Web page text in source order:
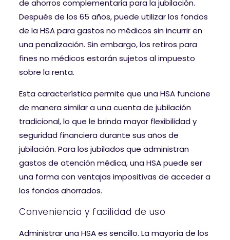
de ahorros complementaria para la jubilación.
Después de los 65 años, puede utilizar los fondos
de la HSA para gastos no médicos sin incurrir en
una penalización. Sin embargo, los retiros para
fines no médicos estarán sujetos al impuesto
sobre la renta.
Esta característica permite que una HSA funcione
de manera similar a una cuenta de jubilación
tradicional, lo que le brinda mayor flexibilidad y
seguridad financiera durante sus años de
jubilación. Para los jubilados que administran
gastos de atención médica, una HSA puede ser
una forma con ventajas impositivas de acceder a
los fondos ahorrados.
Conveniencia y facilidad de uso
Administrar una HSA es sencillo. La mayoría de los